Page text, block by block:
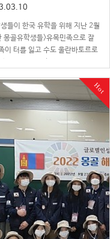
들이 한국 유학을 위해 지난 2월
골유학생들>유목민족으로 잘
이 터를 잃고 수도 울란바토르로
Hot